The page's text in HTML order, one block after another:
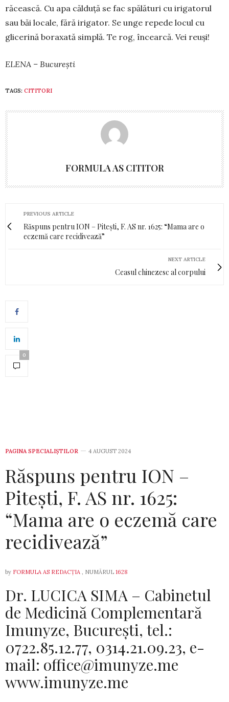
răcească. Cu apa călduță se fac spălături cu iri­gatorul
sau băi locale, fără irigator. Se unge re­pe­de locul cu
glicerină bo­raxată simplă. Te rog, încearcă. Vei reuși!
ELENA – București
TAGS: CITITORI
FORMULA AS CITITOR
PREVIOUS ARTICLE
Răspuns pentru ION – Pitești, F. AS nr. 1625: “Mama are o
eczemă care recidivează”
NEXT ARTICLE
Ceasul chinezesc al corpului
0
PAGINA SPECIALIȘTILOR 4 AUGUST 2024
Răspuns pentru ION –
Pitești, F. AS nr. 1625:
“Mama are o eczemă care
recidivează”
by FORMULA AS REDACȚIA , NUMĂRUL 1628
Dr. LUCICA SIMA – Cabinetul
de Medicină Complementară
Imunyze, Bucureşti, tel.:
0722.85.12.77, 0314.21.09.23, e-
mail: office@imunyze.me
www.imunyze.me